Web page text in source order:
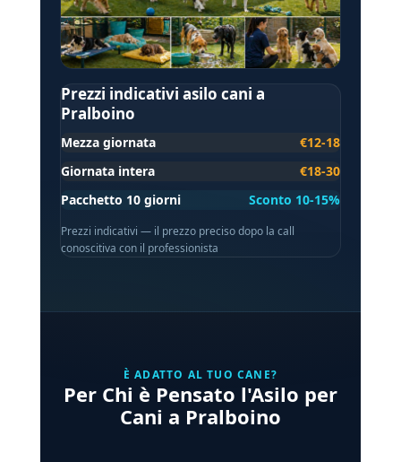
Prezzi indicativi asilo cani a
Pralboino
Mezza giornata
€12-18
Giornata intera
€18-30
Pacchetto 10 giorni
Sconto 10-15%
Prezzi indicativi — il prezzo preciso dopo la call
conoscitiva con il professionista
È ADATTO AL TUO CANE?
Per Chi è Pensato l'Asilo per
Cani a Pralboino